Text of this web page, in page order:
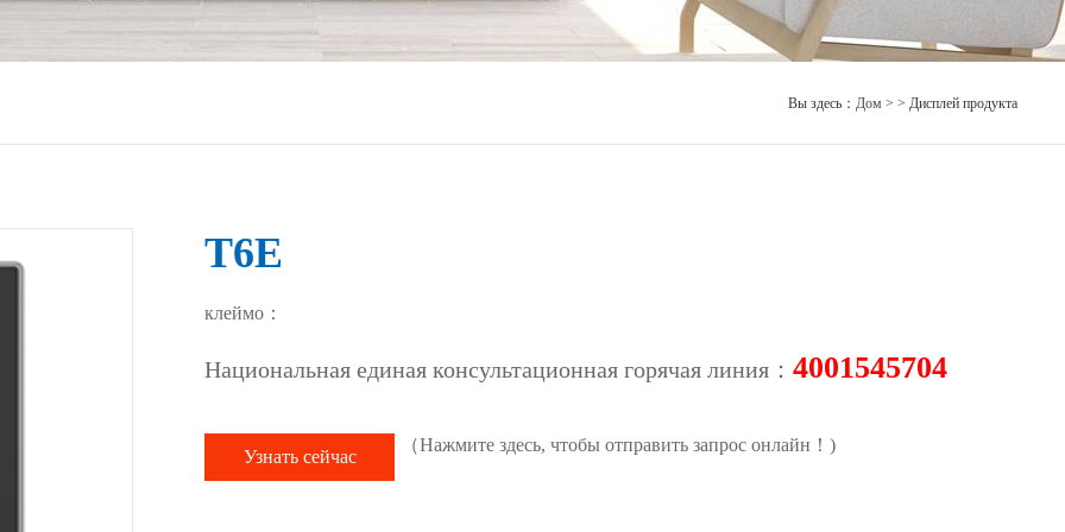
Вы здесь： Дом > > Дисплей продукта
T6E
клеймо：
Национальная единая консультационная горячая линия：4001545704
Узнать сейчас
（Нажмите здесь, чтобы отправить запрос онлайн！)